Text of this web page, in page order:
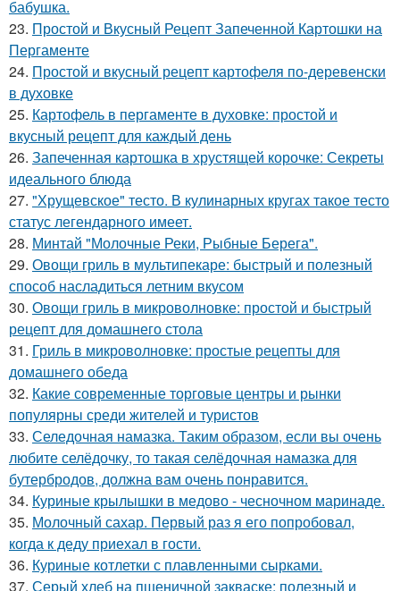
бабушка.
23. Простой и Вкусный Рецепт Запеченной Картошки на
Пергаменте
24. Простой и вкусный рецепт картофеля по-деревенски
в духовке
25. Картофель в пергаменте в духовке: простой и
вкусный рецепт для каждый день
26. Запеченная картошка в хрустящей корочке: Секреты
идеального блюда
27. "Хрущевское" тесто. В кулинарных кругах такое тесто
статус легендарного имеет.
28. Минтай "Молочные Реки, Рыбные Берега".
29. Овощи гриль в мультипекаре: быстрый и полезный
способ насладиться летним вкусом
30. Овощи гриль в микроволновке: простой и быстрый
рецепт для домашнего стола
31. Гриль в микроволновке: простые рецепты для
домашнего обеда
32. Какие современные торговые центры и рынки
популярны среди жителей и туристов
33. Селедочная намазка. Таким образом, если вы очень
любите селёдочку, то такая селёдочная намазка для
бутербродов, должна вам очень понравится.
34. Куриные крылышки в медово - чесночном маринаде.
35. Молочный сахар. Первый раз я его попробовал,
когда к деду приехал в гости.
36. Куриные котлетки с плавленными сырками.
37. Серый хлеб на пшеничной закваске: полезный и